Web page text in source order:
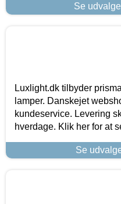
Se
Luxlight.dk tilbyder
lamper. Danskejet
kundeservice. Levering
hverdage. Klik her for at
Se